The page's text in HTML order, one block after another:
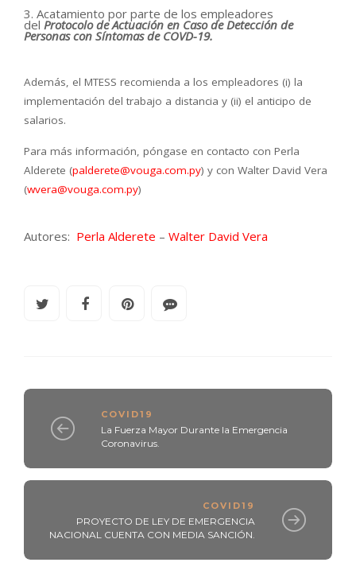
3. Acatamiento por parte de los empleadores
del Protocolo de Actuación en Caso de Detección de
Personas con Síntomas de COVD-19.
Además, el MTESS recomienda a los empleadores (i) la
implementación del trabajo a distancia y (ii) el anticipo de
salarios.
Para más información, póngase en contacto con Perla
Alderete (palderete@vouga.com.py) y con Walter David Vera
(wvera@vouga.com.py)
Autores: Perla Alderete – Walter David Vera
COVID19
La Fuerza Mayor Durante la Emergencia
Coronavirus.
COVID19
PROYECTO DE LEY DE EMERGENCIA
NACIONAL CUENTA CON MEDIA SANCIÓN.